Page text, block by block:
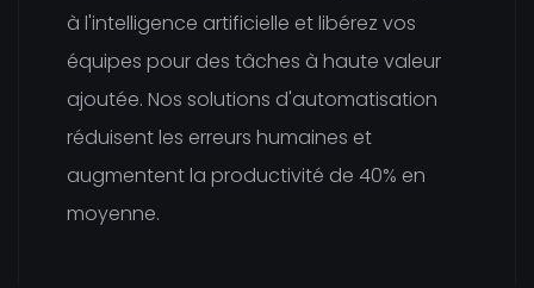
à l'intelligence artificielle et libérez vos
équipes pour des tâches à haute valeur
ajoutée. Nos solutions d'automatisation
réduisent les erreurs humaines et
augmentent la productivité de 40% en
moyenne.